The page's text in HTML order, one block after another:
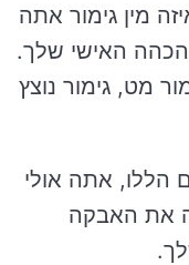
מין גימור אתה
האישי שלך.
מט, גימור נוצץ
הללו, אתה אולי
את האבקה